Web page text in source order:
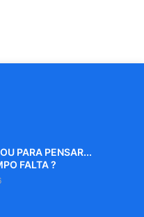
PARA PENSAR...
FALTA ?